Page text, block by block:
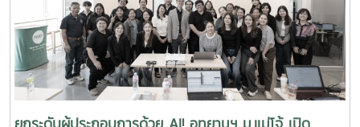
Market Canvas รวมถึงแนวทางการสร้างธุรกิจเทคโนโลยีและ
การระดมทุน นอกจากนี้ ผู้เข้าร่วมยังได้รับฟังการเสวนาพิเศษ
“เส้นทางนี้ไม่มีหลง” จากคณาจารย์และผู้ทรงคุณวุฒิ ซึ่งได้ร่วม
ถ่ายทอดประสบการณ์และแนวคิดในการนำองค์ความรู้ งานวิจัย
และนวัตกรรมไปสู่การใช้ประโยชน์จริงในภาคธุรกิจ กิจกรรมในครั้ง
นี้นับเป็นอีกหนึ่งเวทีสำคัญในการส่งเสริมการพัฒนาศักยภาพด้าน
ยกระดับผู้ประกอบการด้วย AI! อุทยานฯ ม.แม่โจ้ เปิด
หลักสูตร AI-Driven for Nutraceutical and Herbal